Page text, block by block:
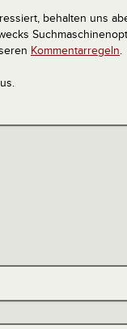
behalten uns
Kommentarregeln.